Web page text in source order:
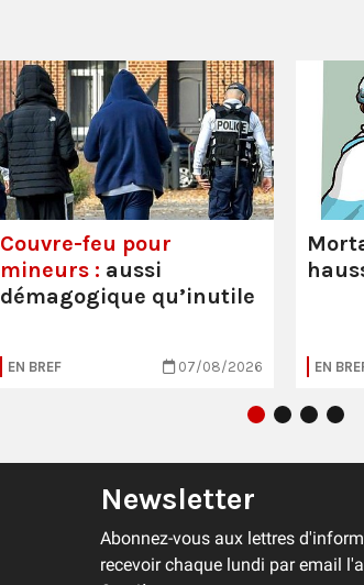
Couvre-feu pour
mineurs : aussi
démagogique qu’inutile
EN BREF 07/08/2026 EN
Newsletter
Abonnez-vous aux lettres
recevoir chaque lundi par email